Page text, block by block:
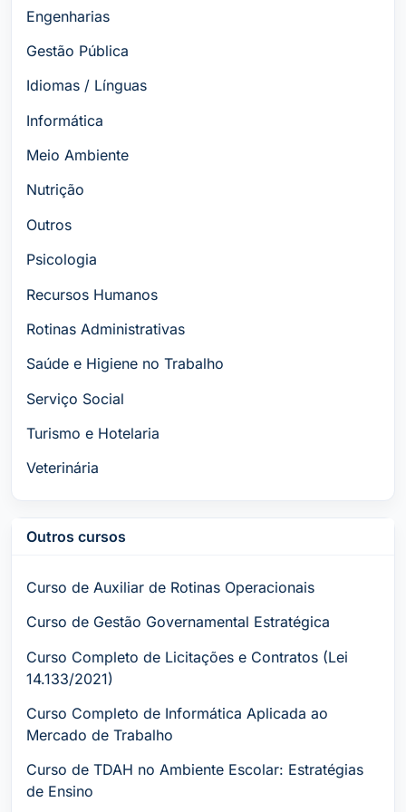
Engenharias
Gestão Pública
Idiomas / Línguas
Informática
Meio Ambiente
Nutrição
Outros
Psicologia
Recursos Humanos
Rotinas Administrativas
Saúde e Higiene no Trabalho
Serviço Social
Turismo e Hotelaria
Veterinária
Outros cursos
Curso de Auxiliar de Rotinas Operacionais
Curso de Gestão Governamental Estratégica
Curso Completo de Licitações e Contratos (Lei
14.133/2021)
Curso Completo de Informática Aplicada ao
Mercado de Trabalho
Curso de TDAH no Ambiente Escolar: Estratégias
de Ensino